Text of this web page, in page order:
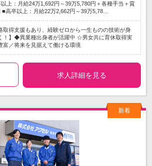
上：月給24万1,692円～39万5,780円＋各種手当＋賞
■高卒以上：月給22万2,662円～39万5,78…
取得支援もあり、経験ゼロから一生ものの技術が身
！】◆異業種出身者が活躍中 ☆男女共に育休取得実
富／将来を見据えて働ける環境
求人詳細を見る